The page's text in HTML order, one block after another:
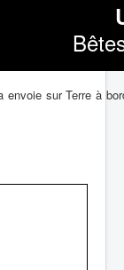
envoie sur Terre à